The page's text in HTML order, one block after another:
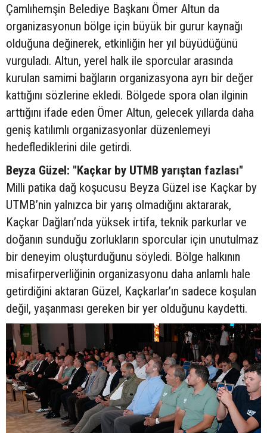
Çamlıhemşin Belediye Başkanı Ömer Altun da
organizasyonun bölge için büyük bir gurur kaynağı
olduğuna değinerek, etkinliğin her yıl büyüdüğünü
vurguladı. Altun, yerel halk ile sporcular arasında
kurulan samimi bağların organizasyona ayrı bir değer
kattığını sözlerine ekledi. Bölgede spora olan ilginin
arttığını ifade eden Ömer Altun, gelecek yıllarda daha
geniş katılımlı organizasyonlar düzenlemeyi
hedeflediklerini dile getirdi.
Beyza Güzel: "Kaçkar by UTMB yarıştan fazlası"
Milli patika dağ koşucusu Beyza Güzel ise Kaçkar by
UTMB’nin yalnızca bir yarış olmadığını aktararak,
Kaçkar Dağları’nda yüksek irtifa, teknik parkurlar ve
doğanın sunduğu zorlukların sporcular için unutulmaz
bir deneyim oluşturduğunu söyledi. Bölge halkının
misafirperverliğinin organizasyonu daha anlamlı hale
getirdiğini aktaran Güzel, Kaçkarlar’ın sadece koşulan
değil, yaşanması gereken bir yer olduğunu kaydetti.